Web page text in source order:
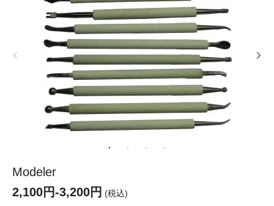
Modeler
2,100円-3,200円 (税込)